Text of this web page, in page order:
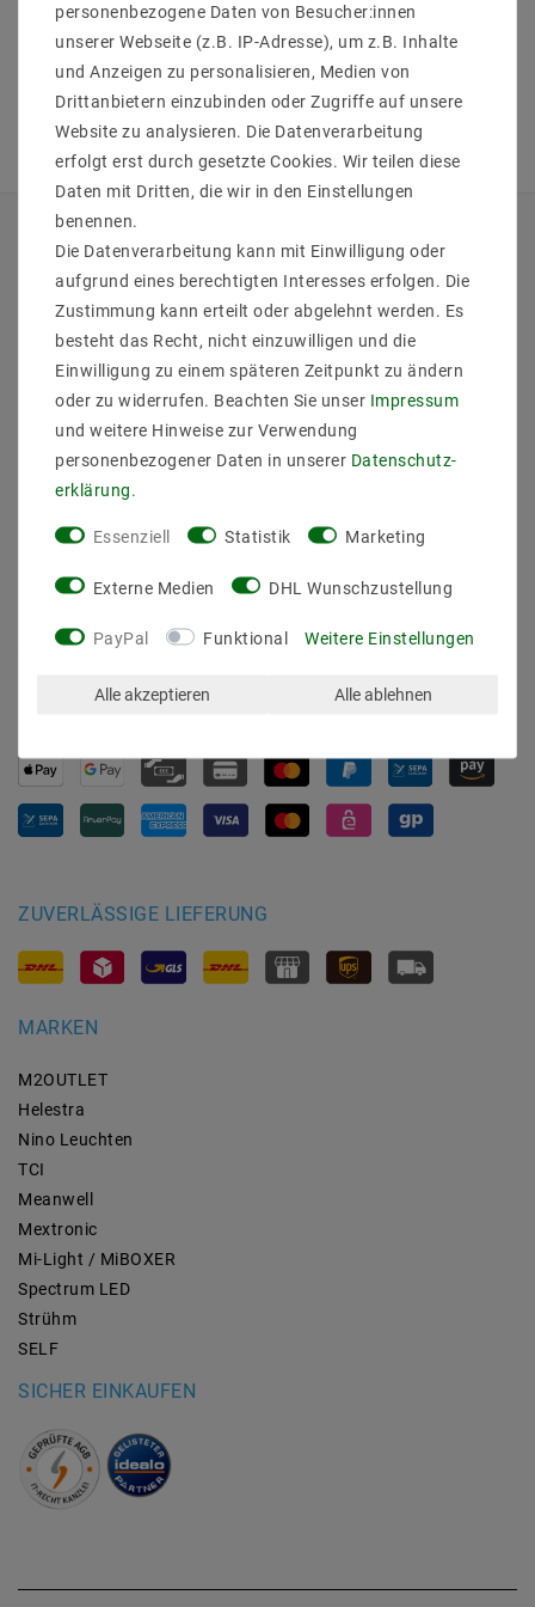
QUICKLINKS
Über Uns
Anmelden
Ihr Warenkorb
Ihre Wunschliste
Ihr Shop-Konto
Versandarten & -kosten
Impressum
Barrierefreiheitserklärung
Kontakt
ZUVERLÄSSIGE LIEFERUNG
MARKEN
M2OUTLET
Helestra
Nino Leuchten
TCI
Meanwell
Mextronic
Mi-Light / MiBOXER
Spectrum LED
Strühm
SELF
SICHER EINKAUFEN
personenbezogene Daten von Besucher:innen
unserer Webseite (z.B. IP-Adresse), um z.B. Inhalte
und Anzeigen zu personalisieren, Medien von
Drittanbietern einzubinden oder Zugriffe auf unsere
Website zu analysieren. Die Datenverarbeitung
erfolgt erst durch gesetzte Cookies. Wir teilen diese
Daten mit Dritten, die wir in den Einstellungen
benennen.
Die Datenverarbeitung kann mit Einwilligung oder
aufgrund eines berechtigten Interesses erfolgen. Die
Zustimmung kann erteilt oder abgelehnt werden. Es
besteht das Recht, nicht einzuwilligen und die
Einwilligung zu einem späteren Zeitpunkt zu ändern
oder zu widerrufen. Beachten Sie unser Impressum
und weitere Hinweise zur Verwendung
personenbezogener Daten in unserer Daten­schutz­
erklärung.
Essenziell Statistik Marketing
Externe Medien DHL Wunschzustellung
PayPal Funktional Weitere Einstellungen
Alle akzeptieren Alle ablehnen